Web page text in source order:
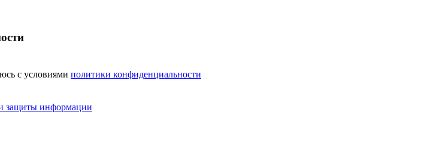
с условиями политики конфиденциальности
защиты информации